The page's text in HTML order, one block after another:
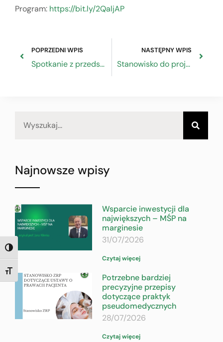
TOGGLE HIGH CONTRAST
TOGGLE FONT SIZE
Program: https://bit.ly/2QaljAP
POPRZEDNI WPIS
Spotkanie z przedstawicielami Komisji Europejskiej
NASTĘPNY WPIS
Stanowisko do projektu ustawy o zmianie ustawy o systemie ubezpieczeń społecznych oraz ustawy o Krajowej Administracji Skarbowej z 16 października 2019 r.
Najnowsze wpisy
Wsparcie inwestycji dla
największych – MŚP na
marginesie
31/07/2026
Czytaj więcej
Potrzebne bardziej
precyzyjne przepisy
dotyczące praktyk
pseudomedycznych
28/07/2026
Czytaj więcej